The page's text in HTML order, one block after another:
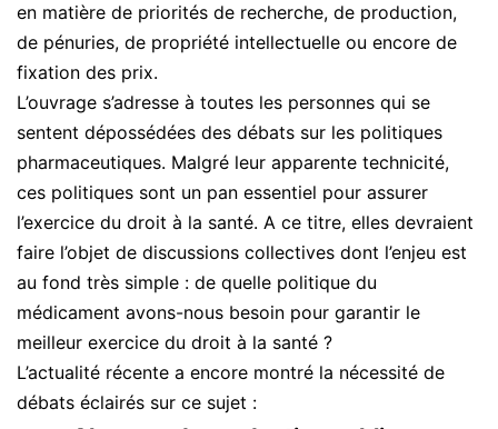
en matière de priorités de recherche, de production,
de pénuries, de propriété intellectuelle ou encore de
fixation des prix.
L’ouvrage s’adresse à toutes les personnes qui se
sentent dépossédées des débats sur les politiques
pharmaceutiques. Malgré leur apparente technicité,
ces politiques sont un pan essentiel pour assurer
l’exercice du droit à la santé. A ce titre, elles devraient
faire l’objet de discussions collectives dont l’enjeu est
au fond très simple : de quelle politique du
médicament avons-nous besoin pour garantir le
meilleur exercice du droit à la santé ?
L’actualité récente a encore montré la nécessité de
débats éclairés sur ce sujet :